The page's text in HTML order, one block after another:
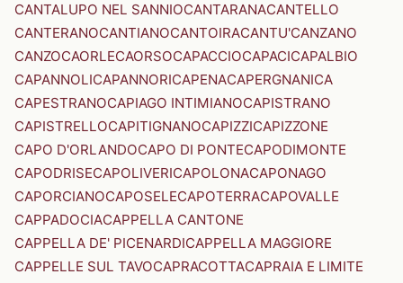
CANTALUPO NEL SANNIOCANTARANACANTELLO
CANTERANOCANTIANOCANTOIRACANTU'CANZANO
CANZOCAORLECAORSOCAPACCIOCAPACICAPALBIO
CAPANNOLICAPANNORICAPENACAPERGNANICA
CAPESTRANOCAPIAGO INTIMIANOCAPISTRANO
CAPISTRELLOCAPITIGNANOCAPIZZICAPIZZONE
CAPO D'ORLANDOCAPO DI PONTECAPODIMONTE
CAPODRISECAPOLIVERICAPOLONACAPONAGO
CAPORCIANOCAPOSELECAPOTERRACAPOVALLE
CAPPADOCIACAPPELLA CANTONE
CAPPELLA DE' PICENARDICAPPELLA MAGGIORE
CAPPELLE SUL TAVOCAPRACOTTACAPRAIA E LIMITE